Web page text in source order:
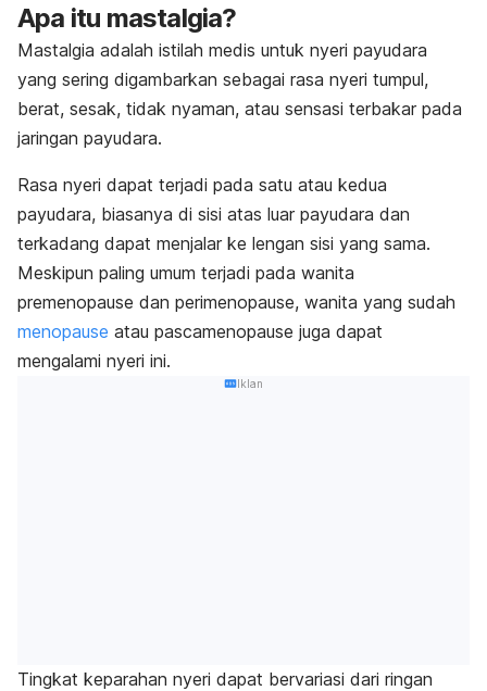
Apa itu mastalgia?
Mastalgia adalah istilah medis untuk nyeri payudara
yang sering digambarkan sebagai rasa nyeri tumpul,
berat, sesak, tidak nyaman, atau sensasi terbakar pada
jaringan payudara.
Rasa nyeri dapat terjadi pada satu atau kedua
payudara, biasanya di sisi atas luar payudara dan
terkadang dapat menjalar ke lengan sisi yang sama.
Meskipun paling umum terjadi pada wanita
premenopause dan perimenopause, wanita yang sudah
menopause atau pascamenopause juga dapat
mengalami nyeri ini.
Iklan
Tingkat keparahan nyeri dapat bervariasi dari ringan